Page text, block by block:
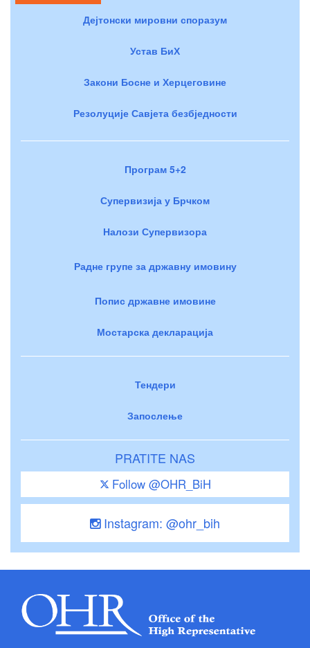
Дејтонски мировни споразум
Устав БиХ
Закони Босне и Херцеговине
Резолуције Савјета безбједности
Програм 5+2
Супервизија у Брчком
Налози Супервизора
Радне групе за државну имовину
Попис државне имовине
Мостарска декларација
Тендери
Запослење
PRATITE NAS
Follow @OHR_BiH
Instagram: @ohr_bih